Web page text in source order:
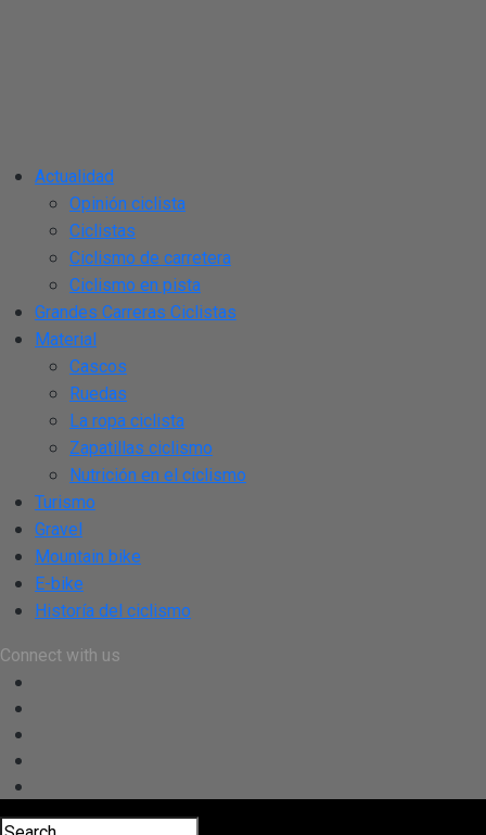
Actualidad
Opinión ciclista
Ciclistas
Ciclismo de carretera
Ciclismo en pista
Grandes Carreras Ciclistas
Material
Cascos
Ruedas
La ropa ciclista
Zapatillas ciclismo
Nutrición en el ciclismo
Turismo
Gravel
Mountain bike
E-bike
Historía del ciclismo
Connect with us